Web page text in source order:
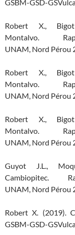
GSBM-GSD-
Robert X.,
Montalvo.
UNAM, Nord Pérou
Robert X.,
Montalvo.
UNAM, Nord Pérou
Robert X.,
Montalvo.
UNAM, Nord Pérou
Guyot J.L.,
Cambiopitec.
UNAM, Nord Pérou
Robert X. (2019).
GSBM-GSD-